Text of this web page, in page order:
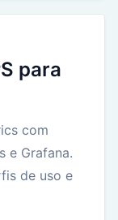
para
com
e Grafana.
de uso e